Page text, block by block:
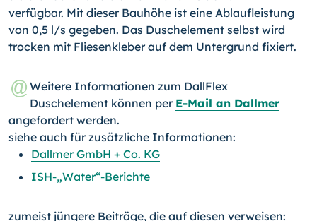
verfügbar. Mit dieser Bauhöhe ist eine Ablaufleistung
von 0,5 l/s gegeben. Das Duschelement selbst wird
trocken mit Fliesenkleber auf dem Untergrund fixiert.
Weitere Informationen zum DallFlex
Duschelement können per E-Mail an Dallmer
angefordert werden.
siehe auch für zusätzliche Informationen:
Dallmer GmbH + Co. KG
ISH-„Water“-Berichte
zumeist jüngere Beiträge, die auf diesen verweisen: